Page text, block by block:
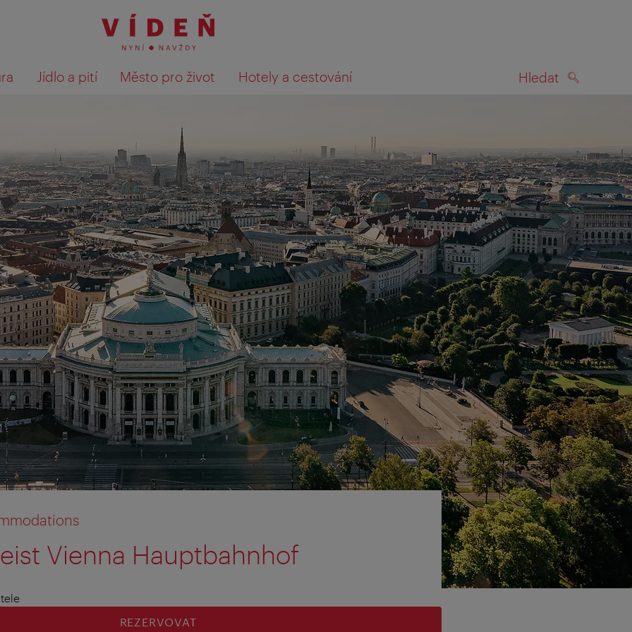
Jídlo a pití Město pro život Hotely a cestování Hledat
Vienna Hauptbahnhof
anzeigen
ausblenden
REZERVOVAT